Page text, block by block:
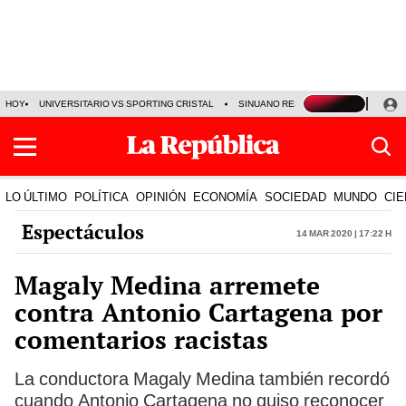
HOY UNIVERSITARIO VS SPORTING CRISTAL SINUANO RESULTADOS HOY
LO ÚLTIMO POLÍTICA OPINIÓN ECONOMÍA SOCIEDAD MUNDO
Espectáculos 14 Mar 2020 | 17:22 h
Magaly Medina arremete
contra Antonio Cartagena por
comentarios racistas
La conductora Magaly Medina también recordó
cuando Antonio Cartagena no quiso reconocer